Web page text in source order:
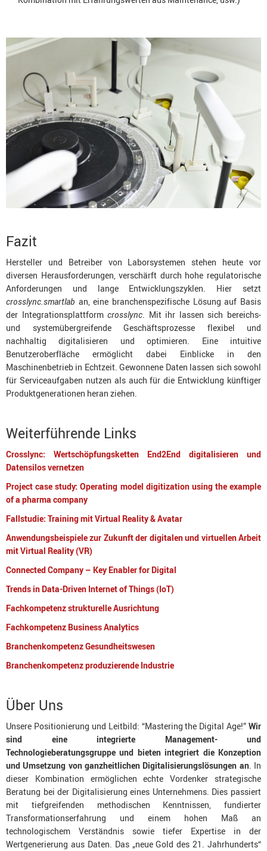
Fazit
Hersteller und Betreiber von Laborsystemen stehen heute vor
diversen Herausforderungen, verschärft durch hohe regulatorische
Anforderungen und lange Entwicklungszyklen. Hier setzt
crosslync.smartlab an, eine branchenspezifische Lösung auf Basis
der Integrationsplattformcrosslync. Mit ihr lassen sich bereichs-
und systemübergreifende Geschäftsprozesse flexibel und
nachhaltig digitalisieren und optimieren. Eine intuitive
Benutzeroberfläche ermöglicht dabei Einblicke in den
Maschinenbetrieb in Echtzeit. Gewonnene Daten lassen sich sowohl
für Serviceaufgaben nutzen als auch für die Entwicklung künftiger
Produktgenerationen heran ziehen.
Weiterführende Links
Crosslync: Wertschöpfungsketten End2End digitalisieren und
Datensilos vernetzen
Project case study: Operating model digitization using the example
of a pharma company
Fallstudie: Training mit Virtual Reality & Avatar
Anwendungsbeispiele zur Zukunft der digitalen und virtuellen Arbeit
mit Virtual Reality (VR)
Connected Company – Key Enabler for Digital
Trends in Data-Driven Internet of Things (IoT)
Fachkompetenz strukturelle Ausrichtung
Fachkompetenz Business Analytics
Branchenkompetenz Gesundheitswesen
Branchenkompetenz produzierende Industrie
Über Uns
Unsere Positionierung und Leitbild: “Mastering the Digital Age!” Wir
sind eine integrierte Management- und
Technologieberatungsgruppe und bieten integriert die Konzeption
und Umsetzung von ganzheitlichen Digitalisierungslösungen an. In
dieser Kombination ermöglichen echte Vordenker strategische
Beratung bei der Digitalisierung eines Unternehmens. Dies passiert
mit tiefgreifenden methodischen Kenntnissen, fundierter
Transformationserfahrung und einem hohen Maß an
technologischem Verständnis sowie tiefer Expertise in der
Wertgenerierung aus Daten. Das „neue Gold des 21. Jahrhunderts“